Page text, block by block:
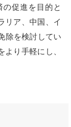
促進を目的と
リア、中国、イ
除を検討してい
より手軽にし、